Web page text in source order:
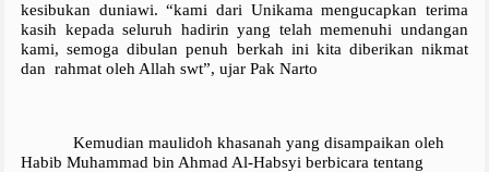
kesibukan duniawi. “kami dari Unikama mengucapkan terima
kasih kepada seluruh hadirin yang telah memenuhi undangan
kami, semoga dibulan penuh berkah ini kita diberikan nikmat
dan  rahmat oleh Allah swt”, ujar Pak Narto
Kemudian maulidoh khasanah yang disampaikan oleh
Habib Muhammad bin Ahmad Al-Habsyi berbicara tentang